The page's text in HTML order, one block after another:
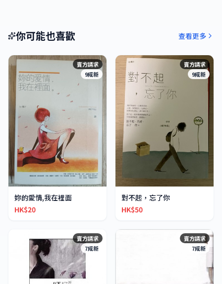
你可能也喜歡 查看更多
賣方請求
9成新
妳的愛情,我在裡面
HK$20
賣方請求
9成新
對不起，忘了你
HK$50
賣方請求
7成新
賣方請求
7成新